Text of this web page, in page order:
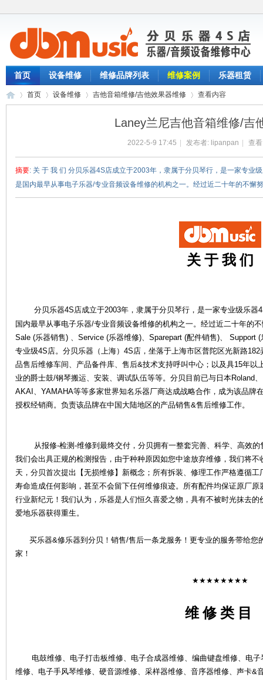
首页 设备维修 维修品牌列表 维修案例 乐器租赁
首页 设备维修 吉他音箱维修/吉他效果器维修
›
查看内容
Laney兰尼吉他音箱维修/吉
2022-5-9 17:45 发布者: lipanpan 查
摘要: 关 于 我 们 分贝乐器4S店成立于2003年，隶属于分贝琴行，是一家专业
是国内最早从事电子乐器/专业音频设备维修的机构之一。经过近二十年的不懈
关 于 我 们
分贝乐器4S店成立于2003年，隶属于分贝琴行，是一家专业级乐器
国内最早从事电子乐器/专业音频设备维修的机构之一。经过近二十年的
Sale (乐器销售) 、Service (乐器维修)、Sparepart (配件销售)、 Support
专业级4S店。分贝乐器（上海）4S店，坐落于上海市区普陀区光新路
品售后维修车间、产品备件库、售后&技术支持呼叫中心；以及具15年以
业的爵士鼓/钢琴搬运、安装、调试队伍等等。分贝目前已与日本Roland
AKAI、YAMAHA等等多家世界知名乐器厂商达成战略合作，成为该品牌
授权经销商。负责该品牌在中国大陆地区的产品销售&售后维修工作。
从报修-检测-维修到最终交付，分贝拥有一整套完善、科学、高效的
我们会出具正规的检测报告，由于种种原因如您中途放弃维修，我们将
天，分贝首次提出【无损维修】新概念；所有拆装、修理工作严格遵循
寿命造成任何影响，甚至不会留下任何维修痕迹。所有配件均保证原厂
行业新纪元！我们认为，乐器是人们恒久喜爱之物，具有不被时光抹去
爱地乐器获得重生。
买乐器&修乐器到分贝！销售/售后一条龙服务！更专业的服务带给您
家！
★★★★★★★★
维 修 类 目
电鼓维修、电子打击板维修、电子合成器维修、编曲键盘维修、电子
维修、电子手风琴维修、硬音源维修、采样器维修、音序器维修、声卡&